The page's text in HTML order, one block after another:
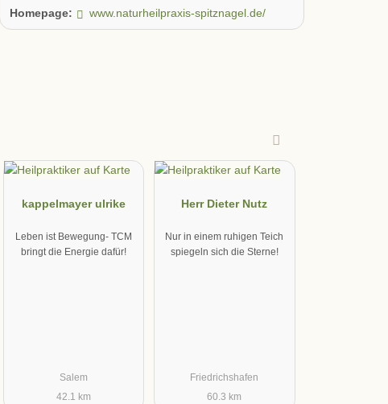
Homepage: www.naturheilpraxis-spitznagel.de/
kappelmayer ulrike
Leben ist Bewegung- TCM
bringt die Energie dafür!
Salem
42.1 km
Herr Dieter Nutz
Nur in einem ruhigen Teich
spiegeln sich die Sterne!
Friedrichshafen
60.3 km